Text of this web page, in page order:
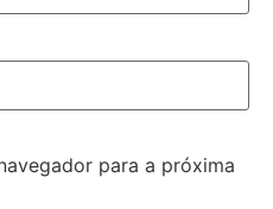
para a próxima